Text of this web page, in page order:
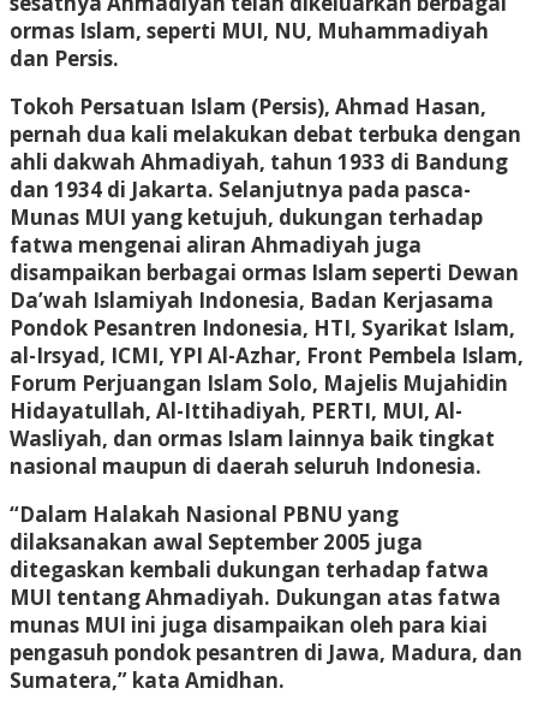
ormas Islam, seperti MUI, NU, Muhammadiyah
dan Persis.
Tokoh Persatuan Islam (Persis), Ahmad Hasan,
pernah dua kali melakukan debat terbuka dengan
ahli dakwah Ahmadiyah, tahun 1933 di Bandung
dan 1934 di Jakarta. Selanjutnya pada pasca-
Munas MUI yang ketujuh, dukungan terhadap
fatwa mengenai aliran Ahmadiyah juga
disampaikan berbagai ormas Islam seperti Dewan
Da’wah Islamiyah Indonesia, Badan Kerjasama
Pondok Pesantren Indonesia, HTI, Syarikat Islam,
al-Irsyad, ICMI, YPI Al-Azhar, Front Pembela Islam,
Forum Perjuangan Islam Solo, Majelis Mujahidin
Hidayatullah, Al-Ittihadiyah, PERTI, MUI, Al-
Wasliyah, dan ormas Islam lainnya baik tingkat
nasional maupun di daerah seluruh Indonesia.
“Dalam Halakah Nasional PBNU yang
dilaksanakan awal September 2005 juga
ditegaskan kembali dukungan terhadap fatwa
MUI tentang Ahmadiyah. Dukungan atas fatwa
munas MUI ini juga disampaikan oleh para kiai
pengasuh pondok pesantren di Jawa, Madura, dan
Sumatera,” kata Amidhan.